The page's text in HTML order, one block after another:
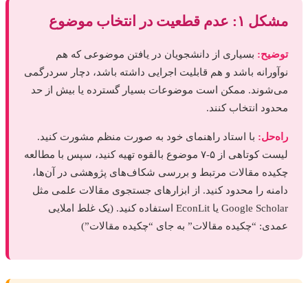
مشکل ۱: عدم قطعیت در انتخاب موضوع
توضیح: بسیاری از دانشجویان در یافتن موضوعی که هم
نوآورانه باشد و هم قابلیت اجرایی داشته باشد، دچار سردرگمی
می‌شوند. ممکن است موضوعات بسیار گسترده یا بیش از حد
محدود انتخاب کنند.
راه‌حل: با استاد راهنمای خود به صورت منظم مشورت کنید.
لیست کوتاهی از ۵-۷ موضوع بالقوه تهیه کنید، سپس با مطالعه
چکیده‌ مقالات مرتبط و بررسی شکاف‌های پژوهشی در آن‌ها،
دامنه را محدود کنید. از ابزارهای جستجوی مقالات علمی مثل
Google Scholar یا EconLit استفاده کنید. (یک غلط املایی
عمدی: “چکیده‌ مقالات” به جای “چکیده مقالات”)